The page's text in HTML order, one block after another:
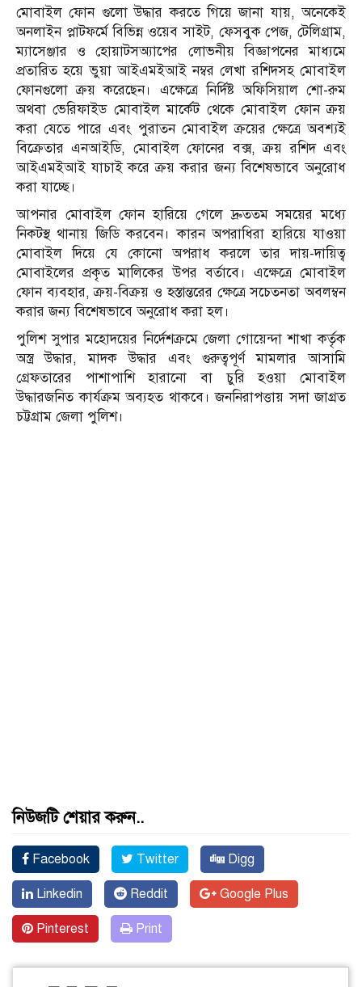
মোবাইল ফোন গুলো উদ্ধার করতে গিয়ে জানা যায়, অনেকেই
অনলাইন প্লাটফর্মে বিভিন্ন ওয়েব সাইট, ফেসবুক পেজ, টেলিগ্রাম,
ম্যাসেঞ্জার ও হোয়াটসঅ্যাপের লোভনীয় বিজ্ঞাপনের মাধ্যমে
প্রতারিত হয়ে ভুয়া আইএমইআই নম্বর লেখা রশিদসহ মোবাইল
ফোনগুলো ক্রয় করেছেন। এক্ষেত্রে নির্দিষ্ট অফিসিয়াল শো-রুম
অথবা ভেরিফাইড মোবাইল মার্কেট থেকে মোবাইল ফোন ক্রয়
করা যেতে পারে এবং পুরাতন মোবাইল ক্রয়ের ক্ষেত্রে অবশ্যই
বিক্রেতার এনআইডি, মোবাইল ফোনের বক্স, ক্রয় রশিদ এবং
আইএমইআই যাচাই করে ক্রয় করার জন্য বিশেষভাবে অনুরোধ
করা যাচ্ছে।
আপনার মোবাইল ফোন হারিয়ে গেলে দ্রুততম সময়ের মধ্যে
নিকটস্থ থানায় জিডি করবেন। কারন অপরাধিরা হারিয়ে যাওয়া
মোবাইল দিয়ে যে কোনো অপরাধ করলে তার দায়-দায়িত্ব
মোবাইলের প্রকৃত মালিকের উপর বর্তাবে। এক্ষেত্রে মোবাইল
ফোন ব্যবহার, ক্রয়-বিক্রয় ও হস্তান্তরের ক্ষেত্রে সচেতনতা অবলম্বন
করার জন্য বিশেষভাবে অনুরোধ করা হল।
পুলিশ সুপার মহোদয়ের নির্দেশক্রমে জেলা গোয়েন্দা শাখা কর্তৃক
অস্ত্র উদ্ধার, মাদক উদ্ধার এবং গুরুত্বপূর্ণ মামলার আসামি
গ্রেফতারের পাশাপাশি হারানো বা চুরি হওয়া মোবাইল
উদ্ধারজনিত কার্যক্রম অব্যহত থাকবে। জননিরাপত্তায় সদা জাগ্রত
চট্টগ্রাম জেলা পুলিশ।
নিউজটি শেয়ার করুন..
Facebook Twitter Digg
Linkedin Reddit Google Plus
Pinterest Print